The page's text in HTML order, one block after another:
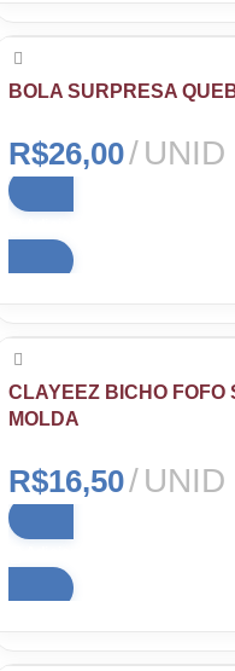
BOLA SURPRESA
R$26,00 UNID
CLAYEEZ BICHO FOFO
MOLDA
R$16,50 UNID